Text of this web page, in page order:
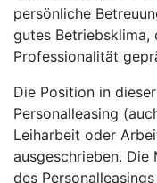
persönliche
gutes Betriebsklima,
Professionalität
Die Position in
Personalleasing
Leiharbeit oder
ausgeschrieben. Die
des